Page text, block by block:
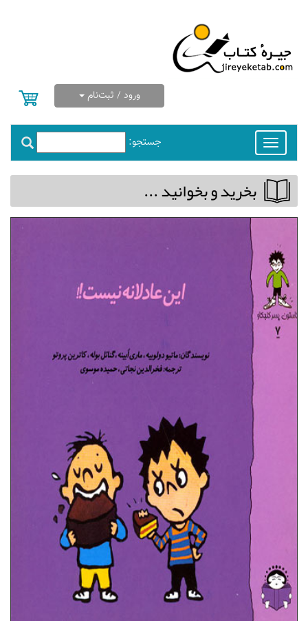
ورود / ثبت‌نام
جستجو:
Toggle
navigation
بخريد و بخوانيد ...